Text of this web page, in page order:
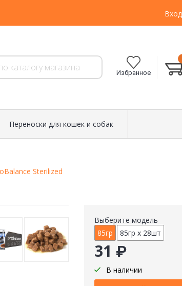
Вход
Избранное
Переноски для кошек и собак
Sterilized
Выберите модель
85гр
85гр х 28шт
31 ₽
В наличии